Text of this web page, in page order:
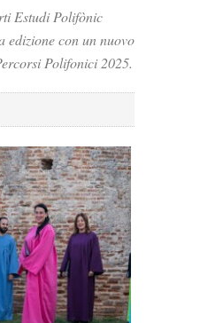
Estudi Polifònic
edizione con un nuovo
Polifonici 2025.